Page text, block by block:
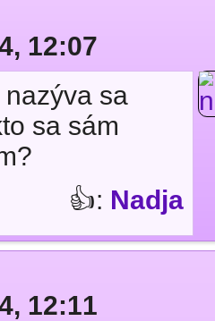
12:07
sa
sa sám
👍: Nadja
12:11